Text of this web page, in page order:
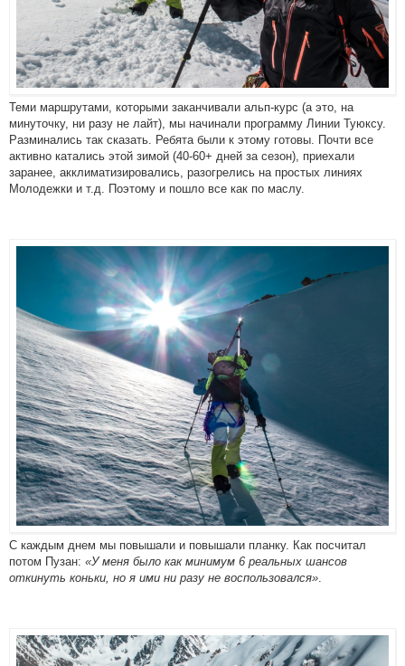
Теми маршрутами, которыми заканчивали альп-курс (а это, на
минуточку, ни разу не лайт), мы начинали программу Линии Туюксу.
Разминались так сказать. Ребята были к этому готовы. Почти все
активно катались этой зимой (40-60+ дней за сезон), приехали
заранее, акклиматизировались, разогрелись на простых линиях
Молодежки и т.д. Поэтому и пошло все как по маслу.
С каждым днем мы повышали и повышали планку. Как посчитал
потом Пузан: «У меня было как минимум 6 реальных шансов
откинуть коньки, но я ими ни разу не воспользовался».